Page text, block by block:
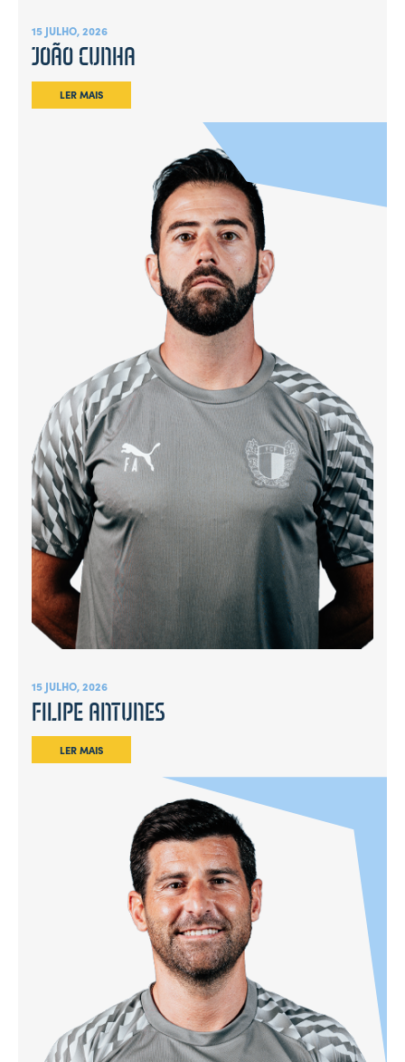
15 JULHO, 2026
JOÃO CUNHA
LER MAIS
15 JULHO, 2026
FILIPE ANTUNES
LER MAIS